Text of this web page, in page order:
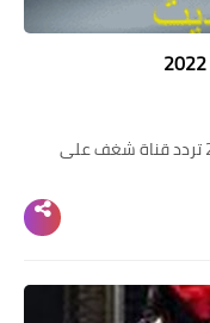
تردد قناة شغف محدث على النايل سات 2022 تردد قناة شغف على